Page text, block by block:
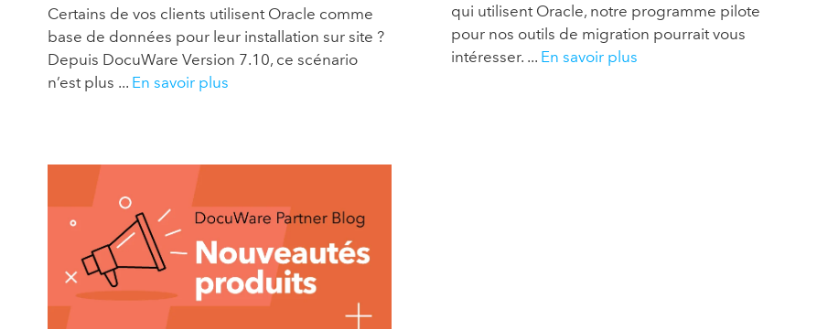
Certains de vos clients utilisent Oracle comme
base de données pour leur installation sur site ?
Depuis DocuWare Version 7.10, ce scénario
n’est plus ... En savoir plus
qui utilisent Oracle, notre programme pilote
pour nos outils de migration pourrait vous
intéresser. ... En savoir plus